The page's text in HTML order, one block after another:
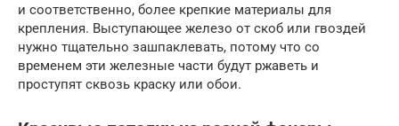
и соответственно, более крепкие материалы для
крепления. Выступающее железо от скоб или гвоздей
нужно тщательно зашпаклевать, потому что со
временем эти железные части будут ржаветь и
проступят сквозь краску или обои.